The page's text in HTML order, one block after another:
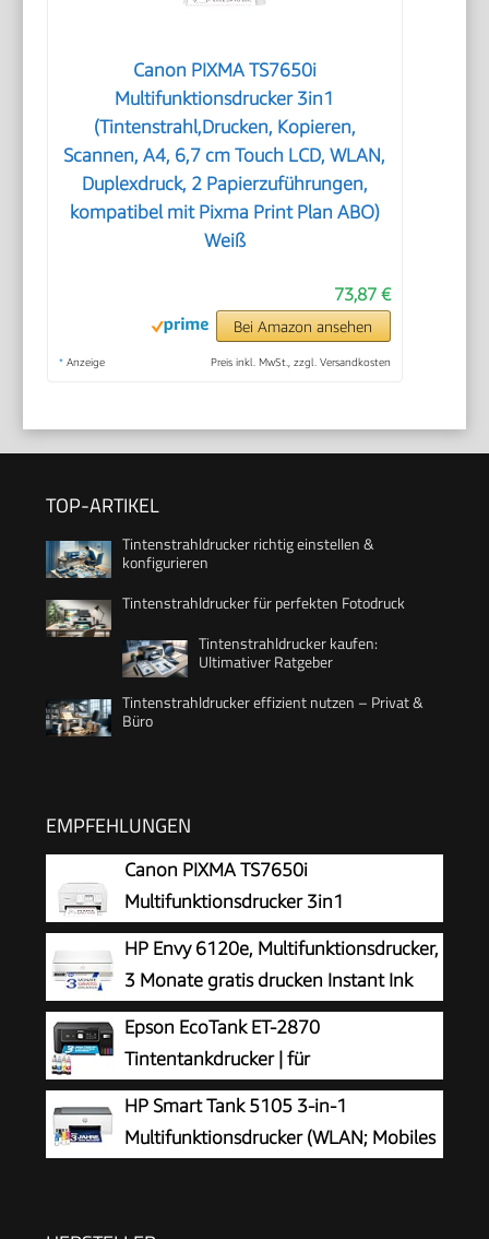
Canon PIXMA TS7650i
Multifunktionsdrucker 3in1
(Tintenstrahl,Drucken, Kopieren,
Scannen, A4, 6,7 cm Touch LCD, WLAN,
Duplexdruck, 2 Papierzuführungen,
kompatibel mit Pixma Print Plan ABO)
Weiß
73,87 €
Bei Amazon ansehen
* Anzeige Preis inkl. MwSt., zzgl. Versandkosten
TOP-ARTIKEL
Tintenstrahldrucker richtig einstellen &
konfigurieren
Tintenstrahldrucker für perfekten Fotodruck
Tintenstrahldrucker kaufen:
Ultimativer Ratgeber
Tintenstrahldrucker effizient nutzen – Privat &
Büro
EMPFEHLUNGEN
Canon PIXMA TS7650i
Multifunktionsdrucker 3in1
(Tintenstrahl,Drucken, Kopieren,
Scannen, A4, 6,7 cm Touch LCD, WLAN,
Duplexdruck, 2 Papierzuführungen, kompatibel
mit Pixma Print Plan ABO) Weiß
HP Envy 6120e, Multifunktionsdrucker,
3 Monate gratis drucken Instant Ink
inklusive, Drucken, Kopieren, Scannen,
Mobiler Faxversand, Wi-Fi, Beidseitiger Druck
Epson EcoTank ET-2870
Tintentankdrucker | für
vielbeschäftigte Haushalte | WLAN | A4
| Drucken, Kopieren, Scannen | 3.7 cm LCD-
Display | inkl. Tinte für bis zu 3 Jahre
HP Smart Tank 5105 3-in-1
Multifunktionsdrucker (WLAN; Mobiles
Reichweite, Drucken in hoher Qualität